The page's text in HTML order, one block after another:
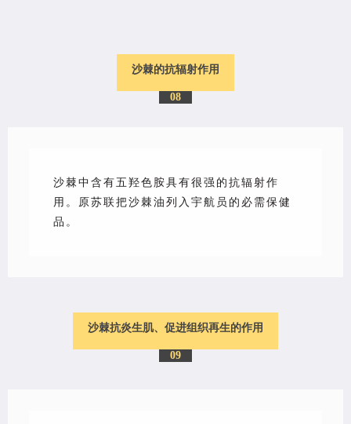
沙棘的抗辐射作用
08
沙棘中含有五羟色胺具有很强的抗辐射作
用。原苏联把沙棘油列入宇航员的必需保健
品。
沙棘抗炎生肌、促进组织再生的作用
09